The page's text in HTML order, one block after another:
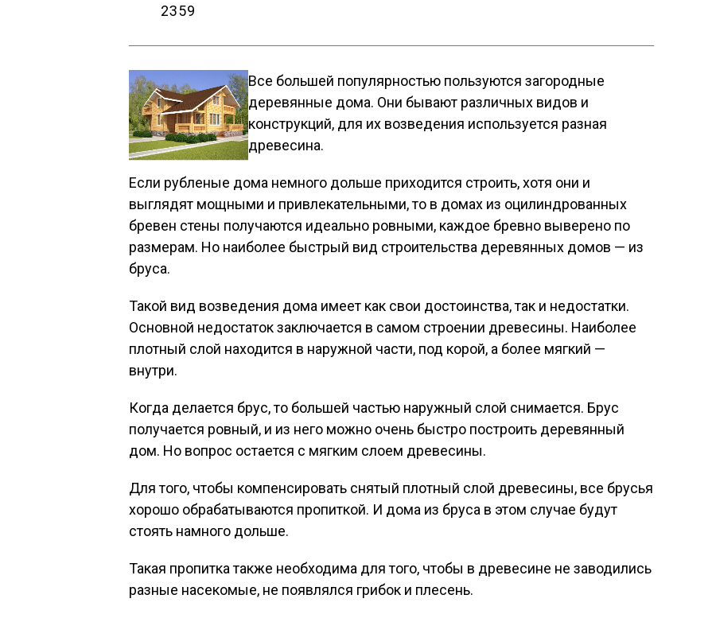
2359
Все большей популярностью пользуются загородные
деревянные дома. Они бывают различных видов и
конструкций, для их возведения используется разная
древесина.
Если рубленые дома немного дольше приходится строить, хотя они и
выглядят мощными и привлекательными, то в домах из оцилиндрованных
бревен стены получаются идеально ровными, каждое бревно выверено по
размерам. Но наиболее быстрый вид строительства деревянных домов — из
бруса.
Такой вид возведения дома имеет как свои достоинства, так и недостатки.
Основной недостаток заключается в самом строении древесины. Наиболее
плотный слой находится в наружной части, под корой, а более мягкий —
внутри.
Когда делается брус, то большей частью наружный слой снимается. Брус
получается ровный, и из него можно очень быстро построить деревянный
дом. Но вопрос остается с мягким слоем древесины.
Для того, чтобы компенсировать снятый плотный слой древесины, все брусья
хорошо обрабатываются пропиткой. И дома из бруса в этом случае будут
стоять намного дольше.
Такая пропитка также необходима для того, чтобы в древесине не заводились
разные насекомые, не появлялся грибок и плесень.